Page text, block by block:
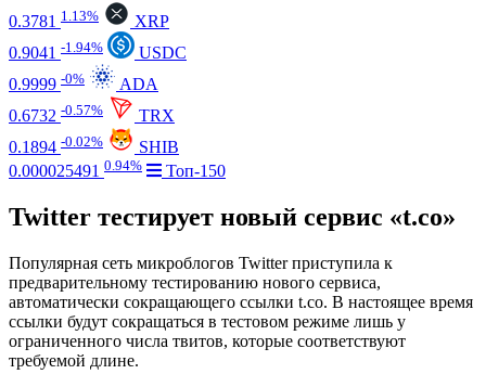
0.3781 1.13%
XRP
0.9041 -1.94%
USDC
0.9999 -0%
ADA
0.6732 -0.57%
TRX
0.1894 -0.02%
SHIB
0.000025491 0.94% Топ-150
Twitter тестирует новый сервис «t.co»
Популярная сеть микроблогов Twitter приступила к
предварительному тестированию нового сервиса,
автоматически сокращающего ссылки t.co. В настоящее время
ссылки будут сокращаться в тестовом режиме лишь у
ограниченного числа твитов, которые соответствуют
требуемой длине.